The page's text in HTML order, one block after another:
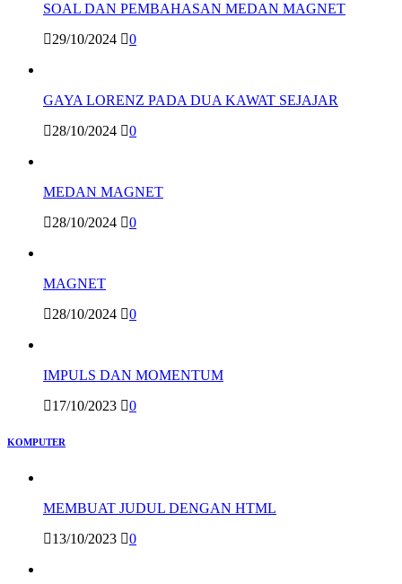
SOAL DAN PEMBAHASAN MEDAN MAGNET
29/10/2024
0
GAYA LORENZ PADA DUA KAWAT SEJAJAR
28/10/2024
0
MEDAN MAGNET
28/10/2024
0
MAGNET
28/10/2024
0
IMPULS DAN MOMENTUM
17/10/2023
0
KOMPUTER
MEMBUAT JUDUL DENGAN HTML
13/10/2023
0